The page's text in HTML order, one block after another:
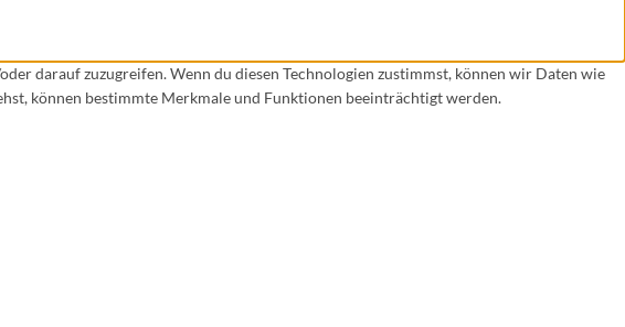
darauf zuzugreifen. Wenn du diesen Technologien zustimmst, können wir Daten wie
können bestimmte Merkmale und Funktionen beeinträchtigt werden.